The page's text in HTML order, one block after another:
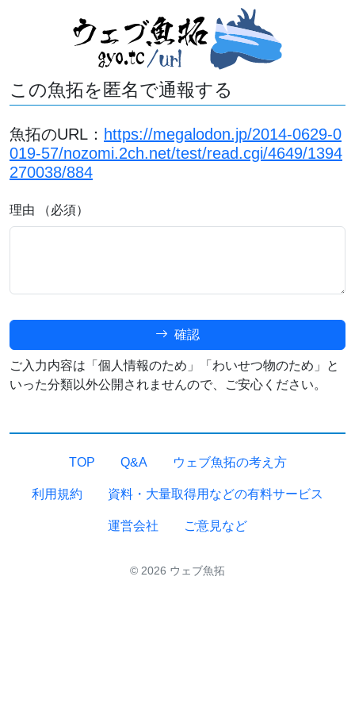
この魚拓を匿名で通報する
魚拓のURL： https://megalodon.jp/2014-0629-0
019-57/nozomi.2ch.net/test/read.cgi/4649/1394
270038/884
理由 （必須）
確認
ご入力内容は「個人情報のため」「わいせつ物のため」と
いった分類以外公開されませんので、ご安心ください。
TOP Q&A ウェブ魚拓の考え方
利用規約 資料・大量取得用などの有料サービス
運営会社 ご意見など
© 2026 ウェブ魚拓